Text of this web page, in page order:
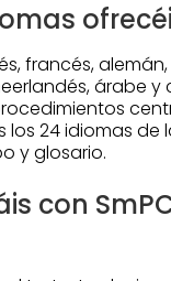
francés,
árabe y
24 idiomas de
y glosario.
con